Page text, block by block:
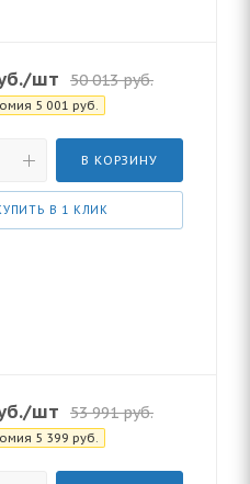
/шт 50 013руб.
5 001 руб.
В КОРЗИНУ
В 1 КЛИК
/шт 53 991руб.
5 399 руб.